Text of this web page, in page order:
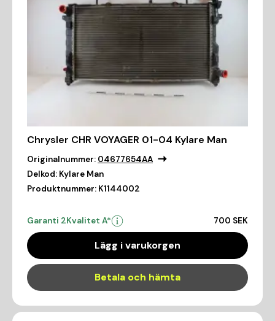
Chrysler CHR VOYAGER 01-04 Kylare Man
Originalnummer: 04677654AA
Delkod: Kylare Man
Produktnummer: K1144002
Garanti 2Kvalitet A* 700 SEK
Lägg i varukorgen
Betala och hämta